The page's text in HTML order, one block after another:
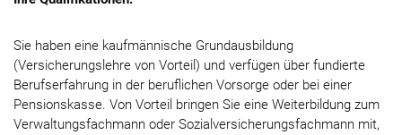
Sie haben eine kaufmännische Grundausbildung
(Versicherungslehre von Vorteil) und verfügen über fundierte
Berufserfahrung in der beruflichen Vorsorge oder bei einer
Pensionskasse. Von Vorteil bringen Sie eine Weiterbildung zum
Verwaltungsfachmann oder Sozialversicherungsfachmann mit,